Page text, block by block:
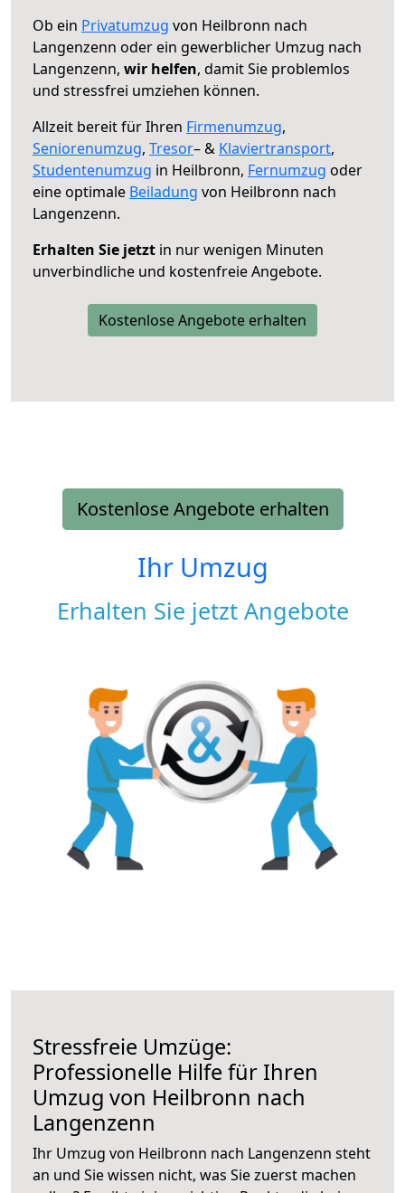
Ob ein Privatumzug von Heilbronn nach
Langenzenn oder ein gewerblicher Umzug nach
Langenzenn, wir helfen, damit Sie problemlos
und stressfrei umziehen können.
Allzeit bereit für Ihren Firmenumzug,
Seniorenumzug, Tresor– & Klaviertransport,
Studentenumzug in Heilbronn, Fernumzug oder
eine optimale Beiladung von Heilbronn nach
Langenzenn.
Erhalten Sie jetzt in nur wenigen Minuten
unverbindliche und kostenfreie Angebote.
Kostenlose Angebote erhalten
Kostenlose Angebote erhalten
Ihr Umzug
Erhalten Sie jetzt Angebote
Stressfreie Umzüge:
Professionelle Hilfe für Ihren
Umzug von Heilbronn nach
Langenzenn
Ihr Umzug von Heilbronn nach Langenzenn steht
an und Sie wissen nicht, was Sie zuerst machen